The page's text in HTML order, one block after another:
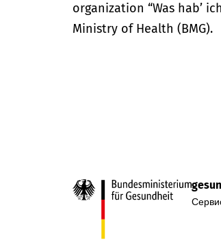
organization “Was hab’
Ministry of Health (BMG).